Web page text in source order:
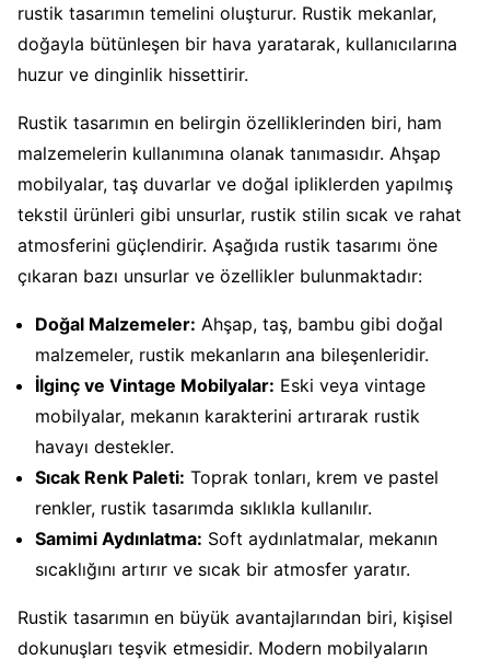
rustik tasarımın temelini oluşturur. Rustik mekanlar,
doğayla bütünleşen bir hava yaratarak, kullanıcılarına
huzur ve dinginlik hissettirir.
Rustik tasarımın en belirgin özelliklerinden biri, ham
malzemelerin kullanımına olanak tanımasıdır. Ahşap
mobilyalar, taş duvarlar ve doğal ipliklerden yapılmış
tekstil ürünleri gibi unsurlar, rustik stilin sıcak ve rahat
atmosferini güçlendirir. Aşağıda rustik tasarımı öne
çıkaran bazı unsurlar ve özellikler bulunmaktadır:
Doğal Malzemeler: Ahşap, taş, bambu gibi doğal
malzemeler, rustik mekanların ana bileşenleridir.
İlginç ve Vintage Mobilyalar: Eski veya vintage
mobilyalar, mekanın karakterini artırarak rustik
havayı destekler.
Sıcak Renk Paleti: Toprak tonları, krem ve pastel
renkler, rustik tasarımda sıklıkla kullanılır.
Samimi Aydınlatma: Soft aydınlatmalar, mekanın
sıcaklığını artırır ve sıcak bir atmosfer yaratır.
Rustik tasarımın en büyük avantajlarından biri, kişisel
dokunuşları teşvik etmesidir. Modern mobilyaların